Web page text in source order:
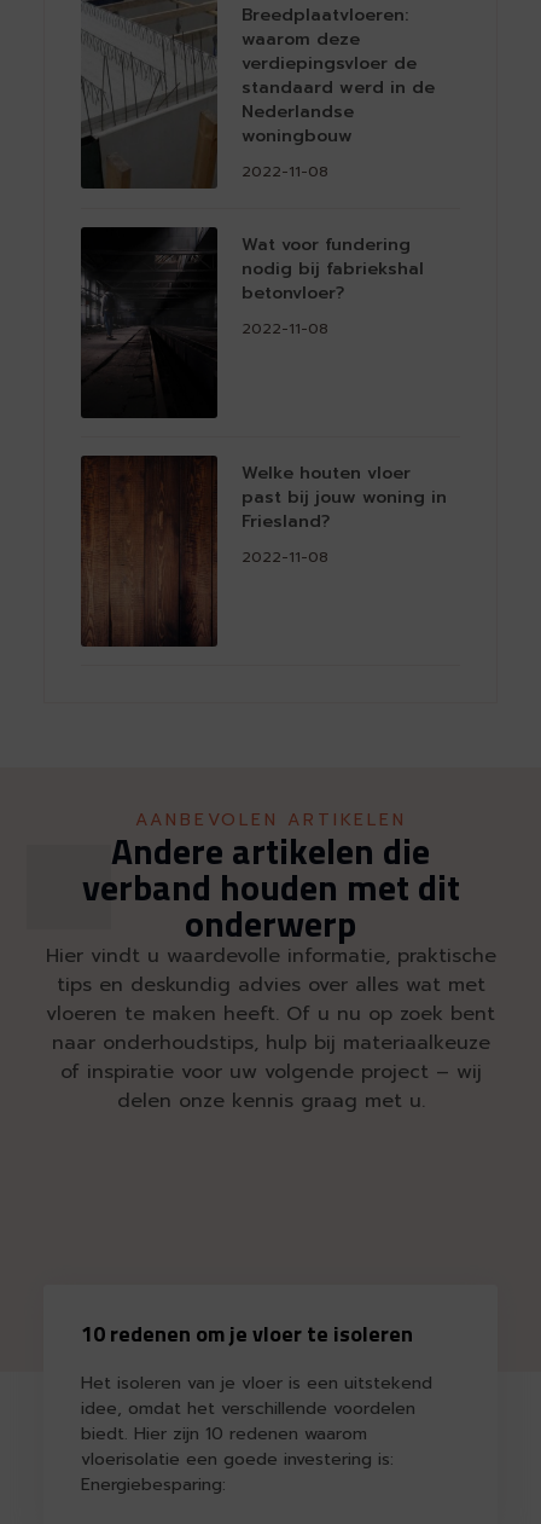
Breedplaatvloeren:
waarom deze
verdiepingsvloer de
standaard werd in de
Nederlandse
woningbouw
2022-11-08
Wat voor fundering
nodig bij fabriekshal
betonvloer?
2022-11-08
Welke houten vloer
past bij jouw woning in
Friesland?
2022-11-08
AANBEVOLEN ARTIKELEN
Andere artikelen die
verband houden met dit
onderwerp
Hier vindt u waardevolle informatie, praktische
tips en deskundig advies over alles wat met
vloeren te maken heeft. Of u nu op zoek bent
naar onderhoudstips, hulp bij materiaalkeuze
of inspiratie voor uw volgende project – wij
delen onze kennis graag met u.
10 redenen om je vloer te isoleren
Het isoleren van je vloer is een uitstekend
idee, omdat het verschillende voordelen
biedt. Hier zijn 10 redenen waarom
vloerisolatie een goede investering is:
Energiebesparing: